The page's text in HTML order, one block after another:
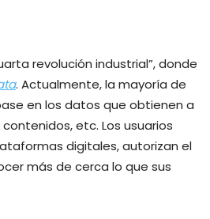
revolución industrial”, donde
. Actualmente, la mayoría de
en los datos que obtienen a
etc. Los usuarios
digitales, autorizan el
más de cerca lo que sus